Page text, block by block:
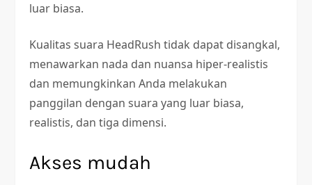
luar biasa.
Kualitas suara HeadRush tidak dapat disangkal,
menawarkan nada dan nuansa hiper-realistis
dan memungkinkan Anda melakukan
panggilan dengan suara yang luar biasa,
realistis, dan tiga dimensi.
Akses mudah